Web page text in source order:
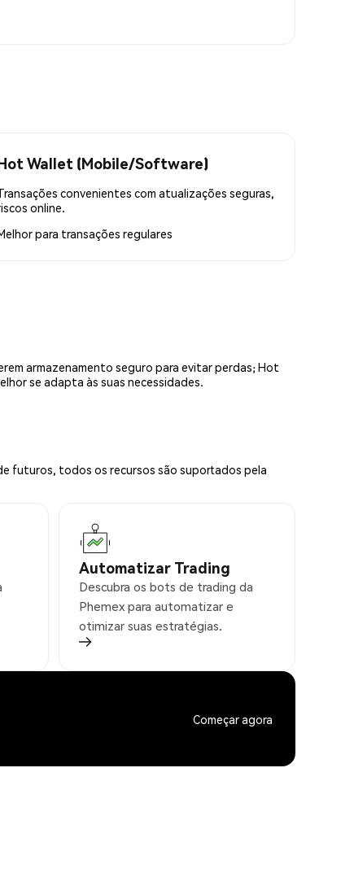
Wallet (Mobile/Software)
convenientes com atualizações seguras,
online.
para transações regulares
armazenamento seguro para evitar perdas; Hot
se adapta às suas necessidades.
futuros, todos os recursos são suportados pela
Automatizar Trading
Descubra os bots de trading da
Phemex para automatizar e
otimizar suas estratégias.
Começar agora